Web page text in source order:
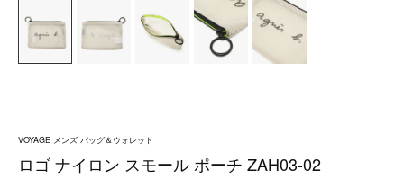
VOYAGE メンズ バッグ＆ウォレット
ロゴ ナイロン スモール ポーチ ZAH03-02